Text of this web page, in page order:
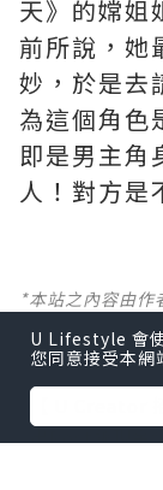
天》的嫦姐
前所說，她
妙，於是去
為這個角色
即是男主角
人！對方是
*本站之內容由作
任。
【 U Creator
出Post賺現金
U Lifestyle 會
您同意接受本網